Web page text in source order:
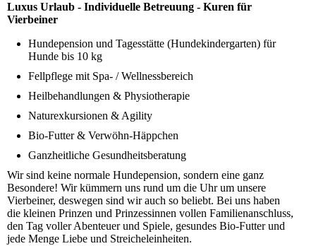
Luxus Urlaub - Individuelle Betreuung - Kuren für
Vierbeiner
Hundepension und Tagesstätte (Hundekindergarten) für
Hunde bis 10 kg
Fellpflege mit Spa- / Wellnessbereich
Heilbehandlungen & Physiotherapie
Naturexkursionen & Agility
Bio-Futter & Verwöhn-Häppchen
Ganzheitliche Gesundheitsberatung
Wir sind keine normale Hundepension, sondern eine ganz
Besondere! Wir kümmern uns rund um die Uhr um unsere
Vierbeiner, deswegen sind wir auch so beliebt. Bei uns haben
die kleinen Prinzen und Prinzessinnen vollen Familienanschluss,
den Tag voller Abenteuer und Spiele, gesundes Bio-Futter und
jede Menge Liebe und Streicheleinheiten.